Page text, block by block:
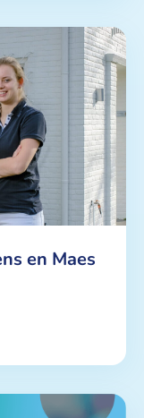
en Maes